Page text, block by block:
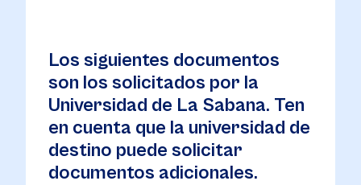
Los siguientes documentos
son los solicitados por la
Universidad de La Sabana. Ten
en cuenta que la universidad de
destino puede solicitar
documentos adicionales.